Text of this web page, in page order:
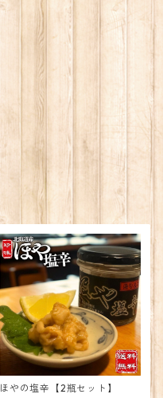
ほやの塩辛【2瓶セット】